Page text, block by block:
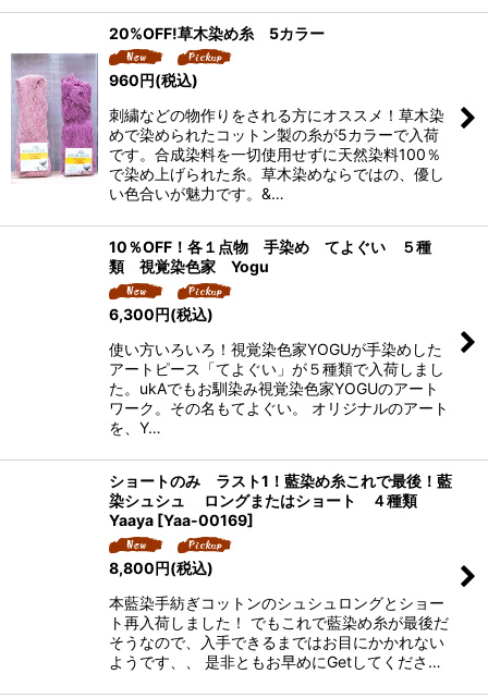
20%OFF!草木染め糸 5カラー
960円(税込)
刺繍などの物作りをされる方にオススメ！草木染
めで染められたコットン製の糸が5カラーで入荷
です。合成染料を一切使用せずに天然染料100％
で染め上げられた糸。草木染めならではの、優し
い色合いが魅力です。&…
10％OFF！各１点物 手染め てよぐい ５種
類 視覚染色家 Yogu
6,300円(税込)
使い方いろいろ！視覚染色家YOGUが手染めした
アートピース「てよぐい」が５種類で入荷しまし
た。ukAでもお馴染み視覚染色家YOGUのアート
ワーク。その名もてよぐい。 オリジナルのアート
を、Y…
ショートのみ ラスト1！藍染め糸これで最後！藍
染シュシュ ロングまたはショート ４種類
Yaaya [Yaa-00169]
8,800円(税込)
本藍染手紡ぎコットンのシュシュロングとショー
ト再入荷しました！ でもこれで藍染め糸が最後だ
そうなので、入手できるまではお目にかかれない
ようです、、 是非ともお早めにGetしてくださ…